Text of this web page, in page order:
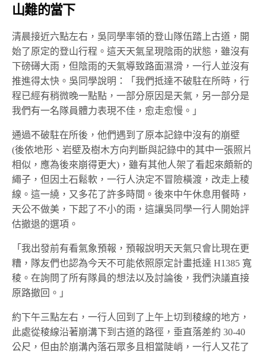
山難的當下
清晨接近六點左右，吳同學率領的登山隊伍踏上古道，開
始了原定的登山行程。這天天氣呈現陰雨的狀態，雖沒有
下磅礡大雨，但陰雨的天氣導致路面濕滑，一行人並沒有
推進得太快。吳同學說明：「我們抵達不破駐在所時，行
程已經有稍微晚一點點，一部分原因是天氣，另一部分是
我們有一名隊員體力表現不佳，愈走愈慢。」
通過不破駐在所後，他們遇到了原本記錄中沒有的崩壁
(後依地形、岩壁及樹木方向判斷與記錄中的其中一張照片
相似，應為後來崩得更大)，雖有其他人架了看起來頗新的
繩子，但因土石鬆軟，一行人決定不冒險橫渡，改走上稜
線。這一繞，又多花了許多時間。後來中午休息用餐時，
天公不做美，下起了不小的雨，這讓吳同學一行人開始評
估撤退的選項。
「我出發前有看氣象預報，預報說明天天氣只會比現在更
糟，隊友們也認為今天不可能依照原定計畫抵達 H1385 寬
稜。在詢問了所有隊員的想法以及討論後，我們決議直接
原路撤回。」
約下午三點左右，一行人回到了上午上切到稜線的地方，
此處從稜線沿著崩溝下到古道的路徑，垂直落差約 30-40
公尺，但由於崩溝內落石眾多且相當陡峭，一行人又花了